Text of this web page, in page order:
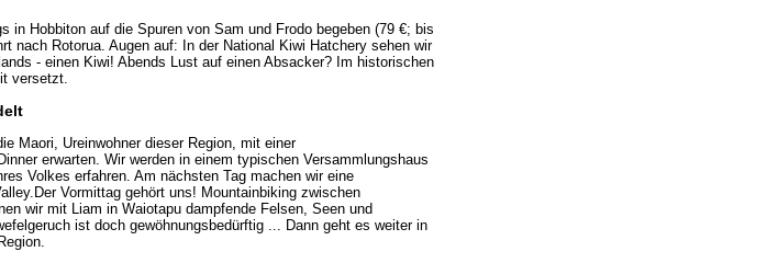
in Hobbiton auf die Spuren von Sam und Frodo begeben (79 €; bis
nach Rotorua. Augen auf: In der National Kiwi Hatchery sehen wir
- einen Kiwi! Abends Lust auf einen Absacker? Im historischen
versetzt.
Maori, Ureinwohner dieser Region, mit einer
erwarten. Wir werden in einem typischen Versammlungshaus
Volkes erfahren. Am nächsten Tag machen wir eine
Vormittag gehört uns! Mountainbiking zwischen
wir mit Liam in Waiotapu dampfende Felsen, Seen und
ist doch gewöhnungsbedürftig ... Dann geht es weiter in